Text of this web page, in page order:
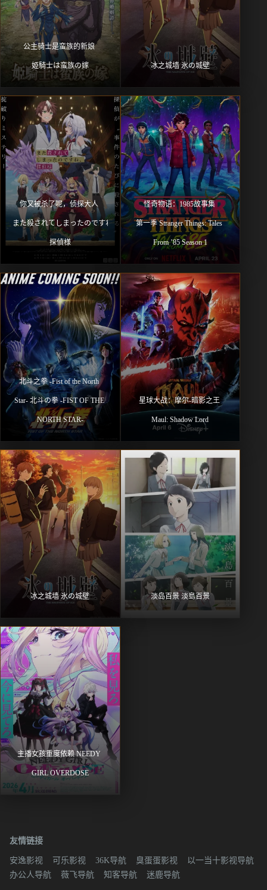
公主骑士是蛮族的新娘
姫騎士は蛮族の嫁 冰之城墙 氷の城壁
你又被杀了呢，侦探大人
また殺されてしまったのですね、
探偵様
怪奇物语：1985故事集
第一季 Stranger Things: Tales
From ’85 Season 1
北⽃之拳 -Fist of the North
Star- 北斗の拳 -FIST OF THE
NORTH STAR-
星球大战：摩尔-暗影之王
Maul: Shadow Lord
冰之城墙 氷の城壁 淡岛百景 淡島百景
主播女孩重度依赖 NEEDY
GIRL OVERDOSE
友情链接
安逸影视 可乐影视 36K导航 臭蛋蛋影视
以一当十影视导航
办公人导航
薇飞导航 知客导航 迷鹿导航